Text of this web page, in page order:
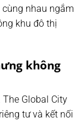
nhau ngắm
khu đô thị
không
Global City
tư và kết nối